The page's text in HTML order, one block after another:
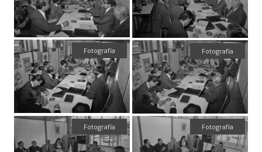
Fotografía Fotografía
Fotografía Fotografía